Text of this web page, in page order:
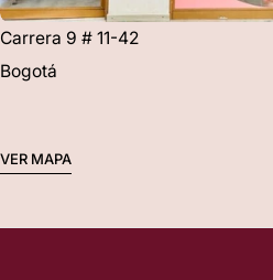
Carrera 9 # 11-42
Bogotá
VER MAPA